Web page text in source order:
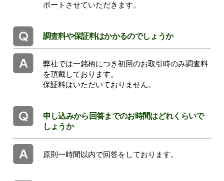
ポートさせていただきます。
調査料や保証料はかかるのでしょうか
弊社では一銘柄につき初回のお取引時のみ調査料
を頂戴しております。
保証料はいただいておりません。
申し込みから回答までのお時間はどれくらいで
しょうか
原則一時間以内で回答をしております。